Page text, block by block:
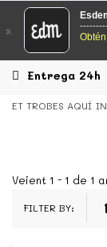
los mejores
locales.
los mejores
x
Entrega 24h
ET TROBES AQUÍ
Veient 1 - 1 de 1
FILTER BY: